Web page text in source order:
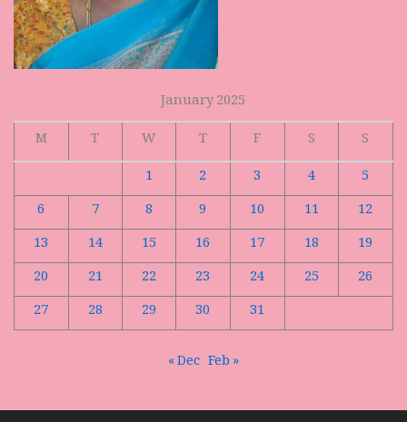
January 2025
M
T W T F S
S
1
2 3 4
5
6
7 8 9 10 11
12
13
14 15 16 17 18
19
20
21 22 23 24 25
26
27
28 29 30 31
« Dec Feb »